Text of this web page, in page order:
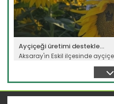
Ayçiçeği üretimi destekle...
Aksaray'ın Eskil ilçesinde